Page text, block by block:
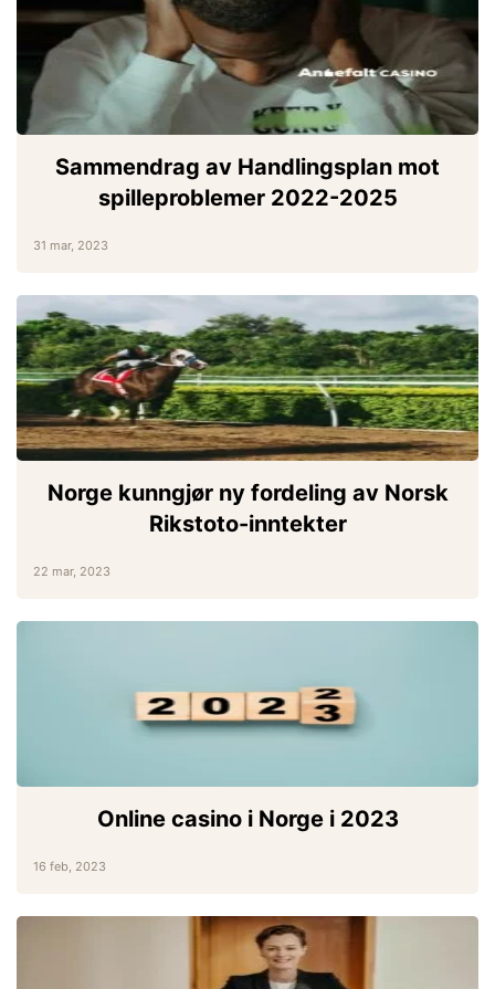
Sammendrag av Handlingsplan mot
spilleproblemer 2022-2025
31 mar, 2023
Norge kunngjør ny fordeling av Norsk
Rikstoto-inntekter
22 mar, 2023
Online casino i Norge i 2023
16 feb, 2023